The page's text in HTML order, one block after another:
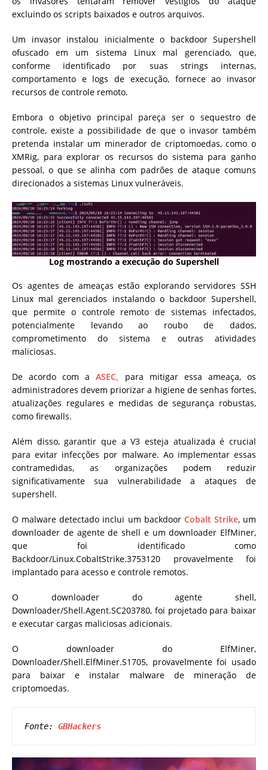
excluindo os scripts baixados e outros arquivos.
Um invasor instalou inicialmente o backdoor Supershell
ofuscado em um sistema Linux mal gerenciado, que,
conforme identificado por suas strings internas,
comportamento e logs de execução, fornece ao invasor
recursos de controle remoto.
Embora o objetivo principal pareça ser o sequestro de
controle, existe a possibilidade de que o invasor também
pretenda instalar um minerador de criptomoedas, como o
XMRig, para explorar os recursos do sistema para ganho
pessoal, o que se alinha com padrões de ataque comuns
direcionados a sistemas Linux vulneráveis.
Log mostrando a execução do Supershell
Os agentes de ameaças estão explorando servidores SSH
Linux mal gerenciados instalando o backdoor Supershell,
que permite o controle remoto de sistemas infectados,
potencialmente levando ao roubo de dados,
comprometimento do sistema e outras atividades
maliciosas.
De acordo com aASEC, para mitigar essa ameaça, os
administradores devem priorizar a higiene de senhas fortes,
atualizações regulares e medidas de segurança robustas,
como firewalls.
Além disso, garantir que a V3 esteja atualizada é crucial
para evitar infecções por malware. Ao implementar essas
contramedidas, as organizações podem reduzir
significativamente sua vulnerabilidade a ataques de
supershell.
O malware detectado inclui um backdoor Cobalt Strike, um
downloader de agente de shell e um downloader ElfMiner,
que foi identificado como
Backdoor/Linux.CobaltStrike.3753120 provavelmente foi
implantado para acesso e controle remotos.
O downloader do agente shell,
Downloader/Shell.Agent.SC203780, foi projetado para baixar
e executar cargas maliciosas adicionais.
O downloader do ElfMiner,
Downloader/Shell.ElfMiner.S1705, provavelmente foi usado
para baixar e instalar malware de mineração de
criptomoedas.
Fonte: GBHackers